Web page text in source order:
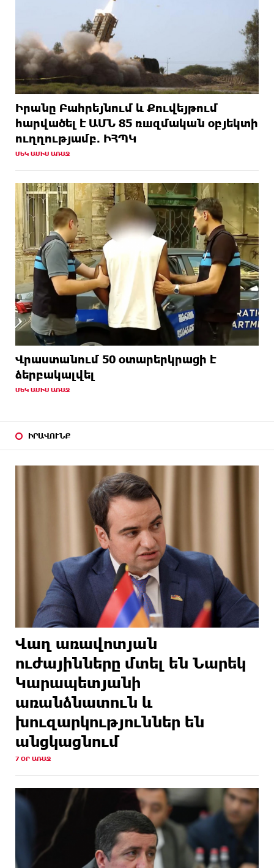
Իրանը Բահրեյնում և Քուվեյթում
hարվածել է ԱՄՆ 85 ռшզմական օբյեկտի
ուղղությամբ. ԻՀՊԿ
ՄԵԿ ԱՄԻՍ ԱՌԱՋ
Վրաստանում 50 օտարերկրացի է
ձերբակալվել
ՄԵԿ ԱՄԻՍ ԱՌԱՋ
ԻՐԱՎՈՒՆՔ
Վաղ առավոտյան
ուժայինները մտել են Նարեկ
Կարապետյանի
առանձնատուն և
խուզարկություններ են
անցկացնում
7 ՕՐ ԱՌԱՋ